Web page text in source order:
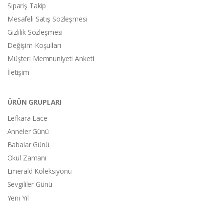
Sipariş Takip
Mesafeli Satış Sözleşmesi
Gizlilik Sözleşmesi
Değişim Koşulları
Müşteri Memnuniyeti Anketi
İletişim
ÜRÜN GRUPLARI
Lefkara Lace
Anneler Günü
Babalar Günü
Okul Zamanı
Emerald Koleksiyonu
Sevgililer Günü
Yeni Yıl